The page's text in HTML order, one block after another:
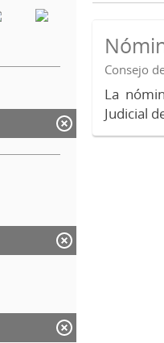
Consejo
La
Judicial